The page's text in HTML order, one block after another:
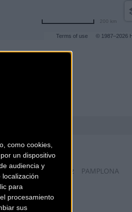
como cookies,
un dispositivo
audiencia y
para
procesamiento
sus
Terms of use © 1987–2026
200 km
más clientes
Ventura Rodríguez
PAMPLONA